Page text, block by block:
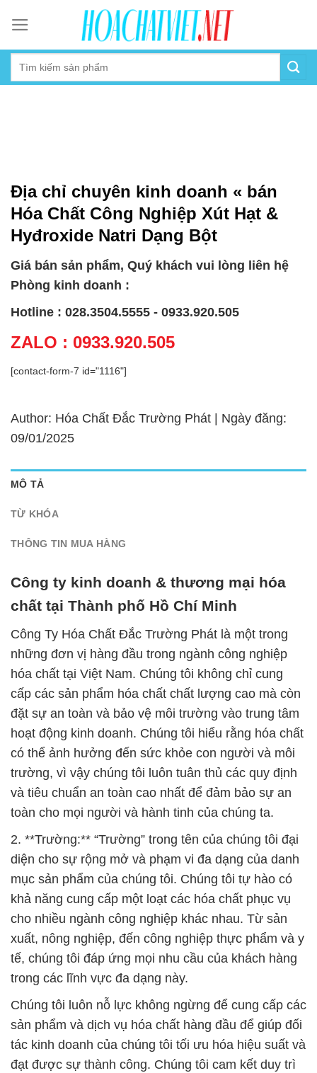
content
Địa chỉ chuyên kinh doanh « bán
Hóa Chất Công Nghiệp Xút Hạt &
Hyđroxide Natri Dạng Bột
Giá bán sản phẩm, Quý khách vui lòng liên hệ
Phòng kinh doanh :
Hotline : 028.3504.5555 - 0933.920.505
ZALO : 0933.920.505
[contact-form-7 id="1116"]
Author: Hóa Chất Đắc Trường Phát | Ngày đăng:
09/01/2025
MÔ TẢ
TỪ KHÓA
THÔNG TIN MUA HÀNG
Công ty kinh doanh & thương mại hóa
chất tại Thành phố Hồ Chí Minh
Công Ty Hóa Chất Đắc Trường Phát là một trong
những đơn vị hàng đầu trong ngành công nghiệp
hóa chất tại Việt Nam. Chúng tôi không chỉ cung
cấp các sản phẩm hóa chất chất lượng cao mà còn
đặt sự an toàn và bảo vệ môi trường vào trung tâm
hoạt động kinh doanh. Chúng tôi hiểu rằng hóa chất
có thể ảnh hưởng đến sức khỏe con người và môi
trường, vì vậy chúng tôi luôn tuân thủ các quy định
và tiêu chuẩn an toàn cao nhất để đảm bảo sự an
toàn cho mọi người và hành tinh của chúng ta.
2. **Trường:** “Trường” trong tên của chúng tôi đại
diện cho sự rộng mở và phạm vi đa dạng của danh
mục sản phẩm của chúng tôi. Chúng tôi tự hào có
khả năng cung cấp một loạt các hóa chất phục vụ
cho nhiều ngành công nghiệp khác nhau. Từ sản
xuất, nông nghiệp, đến công nghiệp thực phẩm và y
tế, chúng tôi đáp ứng mọi nhu cầu của khách hàng
trong các lĩnh vực đa dạng này.
Chúng tôi luôn nỗ lực không ngừng để cung cấp các
sản phẩm và dịch vụ hóa chất hàng đầu để giúp đối
tác kinh doanh của chúng tôi tối ưu hóa hiệu suất và
đạt được sự thành công. Chúng tôi cam kết duy trì